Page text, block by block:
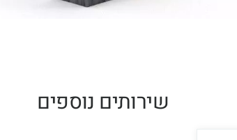
שירותים נוספים